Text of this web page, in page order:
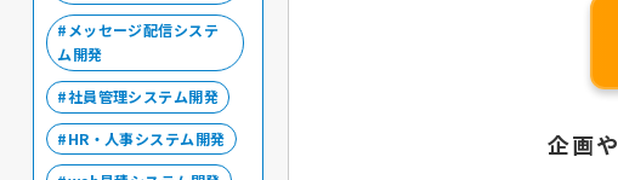
メッセージ配信システ
ム開発
社員管理システム開発
HR・人事システム開発 企画